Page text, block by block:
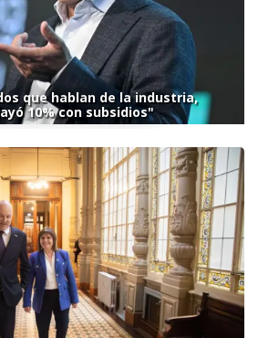
que hablan de la industria,
10% con subsidios"